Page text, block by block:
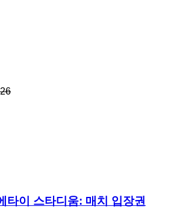
타이 스타디움: 매치 입장권